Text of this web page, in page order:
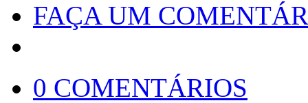
FAÇA UM
0 COMENTÁRIOS